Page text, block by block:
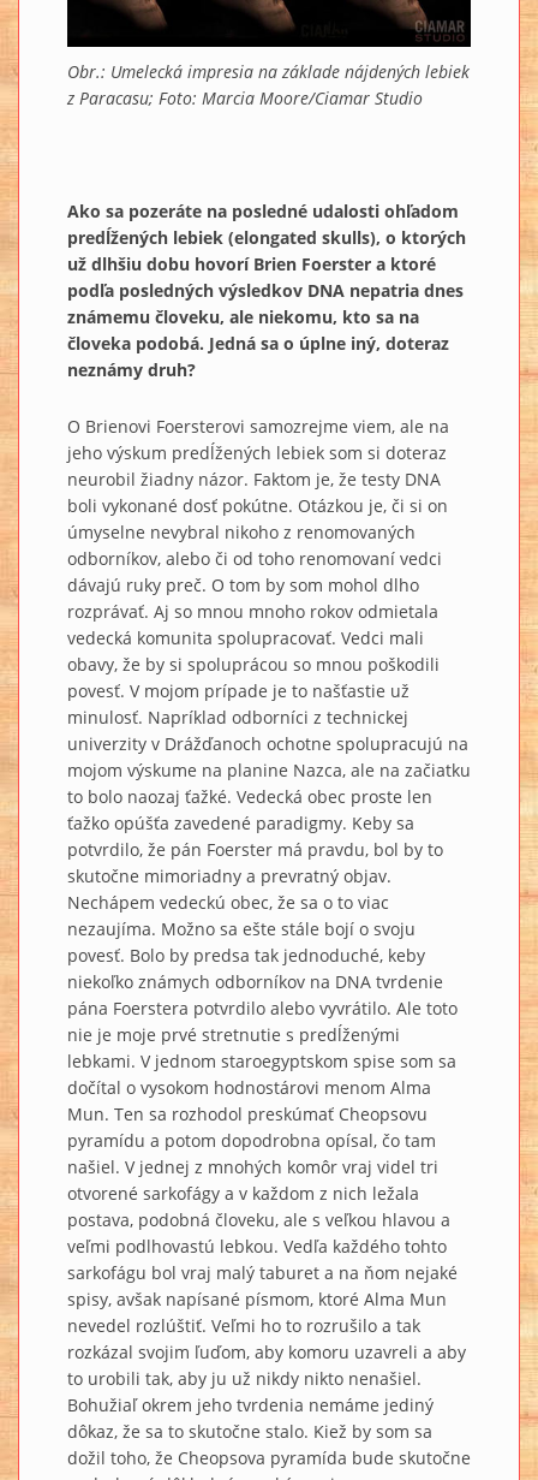
Obr.: Umelecká impresia na základe nájdených lebiek
z Paracasu; Foto: Marcia Moore/Ciamar Studio
Ako sa pozeráte na posledné udalosti ohľadom
predĺžených lebiek (elongated skulls), o ktorých
už dlhšiu dobu hovorí Brien Foerster a ktoré
podľa posledných výsledkov DNA nepatria dnes
známemu človeku, ale niekomu, kto sa na
človeka podobá. Jedná sa o úplne iný, doteraz
neznámy druh?
O Brienovi Foersterovi samozrejme viem, ale na
jeho výskum predĺžených lebiek som si doteraz
neurobil žiadny názor. Faktom je, že testy DNA
boli vykonané dosť pokútne. Otázkou je, či si on
úmyselne nevybral nikoho z renomovaných
odborníkov, alebo či od toho renomovaní vedci
dávajú ruky preč. O tom by som mohol dlho
rozprávať. Aj so mnou mnoho rokov odmietala
vedecká komunita spolupracovať. Vedci mali
obavy, že by si spoluprácou so mnou poškodili
povesť. V mojom prípade je to našťastie už
minulosť. Napríklad odborníci z technickej
univerzity v Drážďanoch ochotne spolupracujú na
mojom výskume na planine Nazca, ale na začiatku
to bolo naozaj ťažké. Vedecká obec proste len
ťažko opúšťa zavedené paradigmy. Keby sa
potvrdilo, že pán Foerster má pravdu, bol by to
skutočne mimoriadny a prevratný objav.
Nechápem vedeckú obec, že sa o to viac
nezaujíma. Možno sa ešte stále bojí o svoju
povesť. Bolo by predsa tak jednoduché, keby
niekoľko známych odborníkov na DNA tvrdenie
pána Foerstera potvrdilo alebo vyvrátilo. Ale toto
nie je moje prvé stretnutie s predĺženými
lebkami. V jednom staroegyptskom spise som sa
dočítal o vysokom hodnostárovi menom Alma
Mun. Ten sa rozhodol preskúmať Cheopsovu
pyramídu a potom dopodrobna opísal, čo tam
našiel. V jednej z mnohých komôr vraj videl tri
otvorené sarkofágy a v každom z nich ležala
postava, podobná človeku, ale s veľkou hlavou a
veľmi podlhovastú lebkou. Vedľa každého tohto
sarkofágu bol vraj malý taburet a na ňom nejaké
spisy, avšak napísané písmom, ktoré Alma Mun
nevedel rozlúštiť. Veľmi ho to rozrušilo a tak
rozkázal svojim ľuďom, aby komoru uzavreli a aby
to urobili tak, aby ju už nikdy nikto nenašiel.
Bohužiaľ okrem jeho tvrdenia nemáme jediný
dôkaz, že sa to skutočne stalo. Kiež by som sa
dožil toho, že Cheopsova pyramída bude skutočne